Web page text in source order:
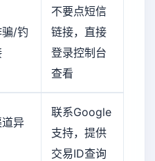
/钓
不要点短信
链接，直接
登录控制台
查看
异
联系Google
支持，提供
交易ID查询